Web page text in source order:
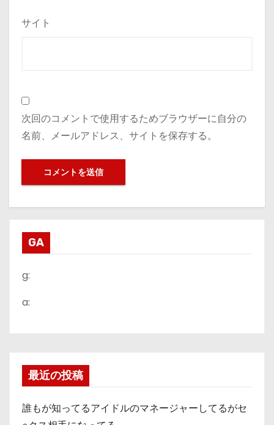
サイト
次回のコメントで使用するためブラウザーに自分の
名前、メールアドレス、サイトを保存する。
GA
g:
a:
最近の投稿
誰もが知ってるアイドルのマネージャーしてるがセ